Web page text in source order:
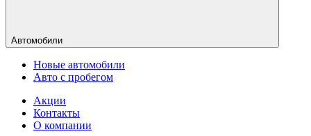
Автомобили
Новые автомобили
Авто с пробегом
Акции
Контакты
О компании